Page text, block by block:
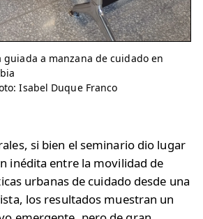
guiada a manzana de cuidado en
Isabel Duque Franco
si bien el seminario dio lugar
inédita entre la movilidad de
urbanas de cuidado desde una
los resultados muestran un